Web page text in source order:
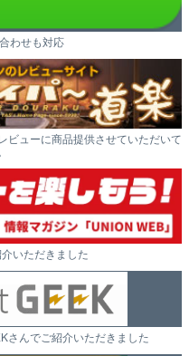
わせも対応
ビューに商品提供させていただいて
いただきました
さんでご紹介いただきました